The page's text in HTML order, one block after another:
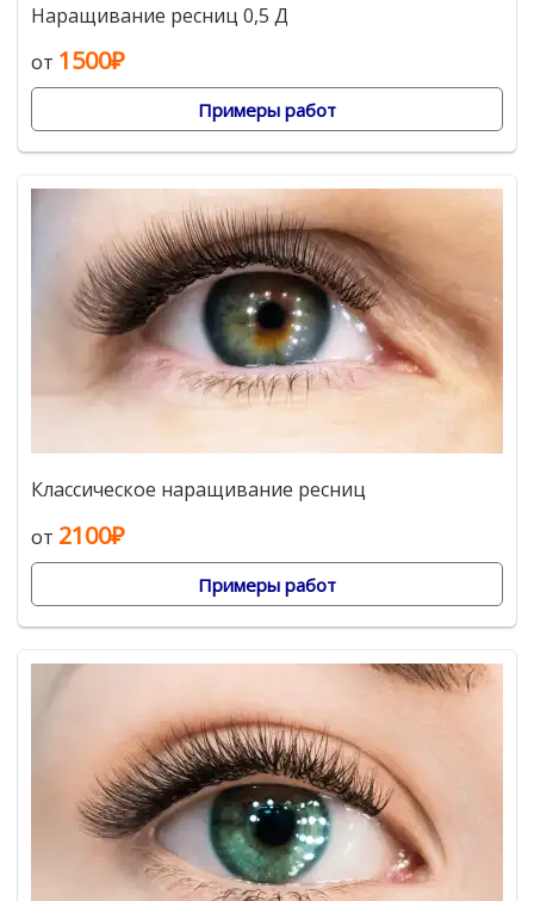
Наращивание ресниц 0,5 Д
от 1500₽
Примеры работ
Классическое наращивание ресниц
от 2100₽
Примеры работ